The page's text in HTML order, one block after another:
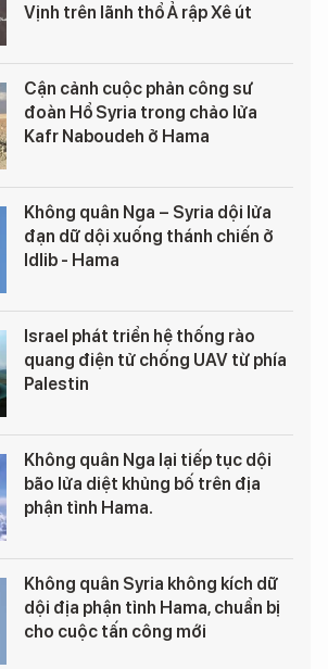
Vịnh trên lãnh thổ Ả rập Xê út
Cận cảnh cuộc phản công sư
đoàn Hổ Syria trong chảo lửa
Kafr Naboudeh ở Hama
Không quân Nga – Syria dội lửa
đạn dữ dội xuống thánh chiến ở
Idlib - Hama
Israel phát triển hệ thống rào
quang điện tử chống UAV từ phía
Palestin
Không quân Nga lại tiếp tục dội
bão lửa diệt khủng bố trên địa
phận tỉnh Hama.
Không quân Syria không kích dữ
dội địa phận tỉnh Hama, chuẩn bị
cho cuộc tấn công mới